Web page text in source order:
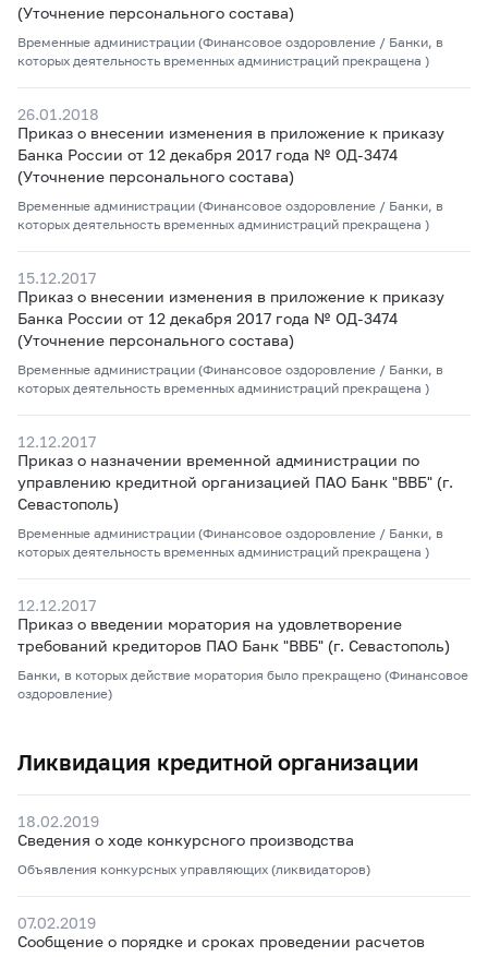
(Уточнение персонального состава)
Временные администрации (Финансовое оздоровление / Банки, в
которых деятельность временных администраций прекращена )
26.01.2018
Приказ о внесении изменения в приложение к приказу
Банка России от 12 декабря 2017 года № ОД-3474
(Уточнение персонального состава)
Временные администрации (Финансовое оздоровление / Банки, в
которых деятельность временных администраций прекращена )
15.12.2017
Приказ о внесении изменения в приложение к приказу
Банка России от 12 декабря 2017 года № ОД-3474
(Уточнение персонального состава)
Временные администрации (Финансовое оздоровление / Банки, в
которых деятельность временных администраций прекращена )
12.12.2017
Приказ о назначении временной администрации по
управлению кредитной организацией ПАО Банк "ВВБ" (г.
Севастополь)
Временные администрации (Финансовое оздоровление / Банки, в
которых деятельность временных администраций прекращена )
12.12.2017
Приказ о введении моратория на удовлетворение
требований кредиторов ПАО Банк "ВВБ" (г. Севастополь)
Банки, в которых действие моратория было прекращено (Финансовое
оздоровление)
Ликвидация кредитной организации
18.02.2019
Сведения о ходе конкурсного производства
Объявления конкурсных управляющих (ликвидаторов)
07.02.2019
Сообщение о порядке и сроках проведении расчетов